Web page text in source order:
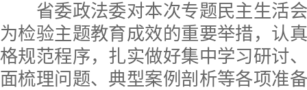
省委政法委对本次专题民主生活会
为检验主题教育成效的重要举措，认
格规范程序，扎实做好集中学习研讨
面梳理问题、典型案例剖析等各项准